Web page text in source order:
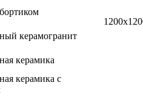
керамогранит
керамика
керамика с